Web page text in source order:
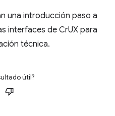
una introducción paso a
interfaces de CrUX para
técnica.
útil?